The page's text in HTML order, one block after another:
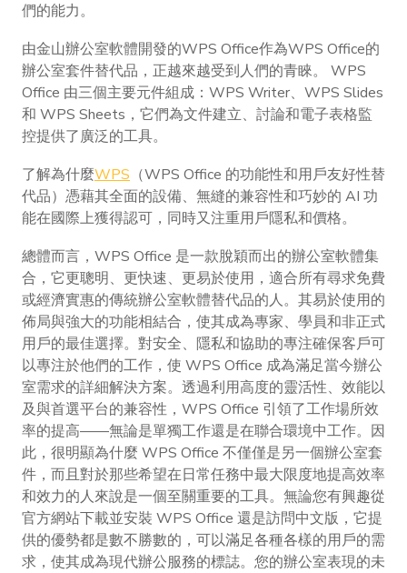
們的能力。
由金山辦公室軟體開發的WPS Office作為WPS Office的
辦公室套件替代品，正越來越受到人們的青睞。 WPS
Office 由三個主要元件組成：WPS Writer、WPS Slides
和 WPS Sheets，它們為文件建立、討論和電子表格監
控提供了廣泛的工具。
了解為什麼WPS （WPS Office 的功能性和用戶友好性替
代品）憑藉其全面的設備、無縫的兼容性和巧妙的 AI 功
能在國際上獲得認可，同時又注重用戶隱私和價格。
總體而言，WPS Office 是一款脫穎而出的辦公室軟體集
合，它更聰明、更快速、更易於使用，適合所有尋求免費
或經濟實惠的傳統辦公室軟體替代品的人。其易於使用的
佈局與強大的功能相結合，使其成為專家、學員和非正式
用戶的最佳選擇。對安全、隱私和協助的專注確保客戶可
以專注於他們的工作，使 WPS Office 成為滿足當今辦公
室需求的詳細解決方案。透過利用高度的靈活性、效能以
及與首選平台的兼容性，WPS Office 引領了工作場所效
率的提高——無論是單獨工作還是在聯合環境中工作。因
此，很明顯為什麼 WPS Office 不僅僅是另一個辦公室套
件，而且對於那些希望在日常任務中最大限度地提高效率
和效力的人來說是一個至關重要的工具。無論您有興趣從
官方網站下載並安裝 WPS Office 還是訪問中文版，它提
供的優勢都是數不勝數的，可以滿足各種各樣的用戶的需
求，使其成為現代辦公服務的標誌。您的辦公室表現的未